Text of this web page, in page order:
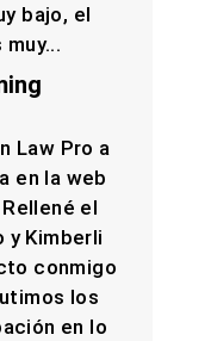
bajo, el
Law Pro a
en la web
el
y Kimberli
conmigo
los
en lo